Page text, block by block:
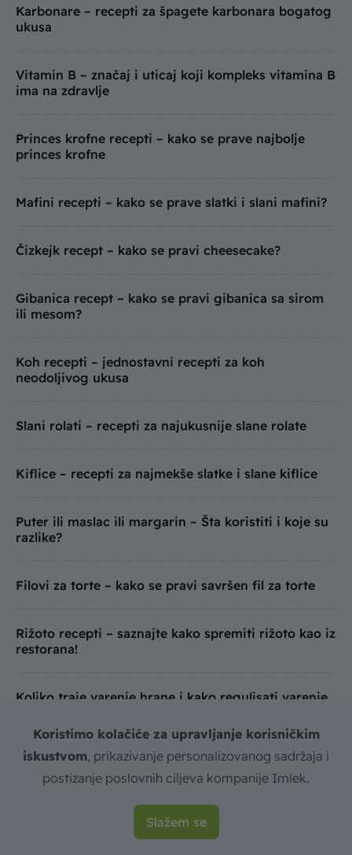
Karbonare – recepti za špagete karbonara bogatog
ukusa
Vitamin B – značaj i uticaj koji kompleks vitamina B
ima na zdravlje
Princes krofne recepti – kako se prave najbolje
princes krofne
Mafini recepti – kako se prave slatki i slani mafini?
Čizkejk recept – kako se pravi cheesecake?
Gibanica recept – kako se pravi gibanica sa sirom
ili mesom?
Koh recepti – jednostavni recepti za koh
neodoljivog ukusa
Slani rolati – recepti za najukusnije slane rolate
Kiflice – recepti za najmekše slatke i slane kiflice
Puter ili maslac ili margarin – Šta koristiti i koje su
razlike?
Filovi za torte – kako se pravi savršen fil za torte
Rižoto recepti – saznajte kako spremiti rižoto kao iz
restorana!
Koliko traje varenje hrane i kako regulisati varenje
Jela sa piletinom – recepti i načini za pripremu
pilećeg filea
Pileća salata – recepti za salate sa piletinom sjajnog
Koristimo kolačiće za upravljanje korisničkim
iskustvom, prikazivanje personalizovanog sadržaja i
postizanje poslovnih ciljeva kompanije Imlek.
Slažem se